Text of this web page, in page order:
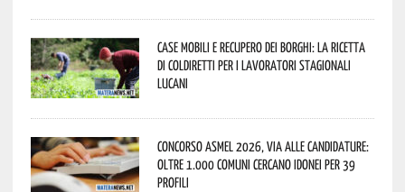
Case mobili e recupero dei borghi: la ricetta
di Coldiretti per i lavoratori stagionali
lucani
Concorso Asmel 2026, via alle candidature:
oltre 1.000 Comuni cercano idonei per 39
profili